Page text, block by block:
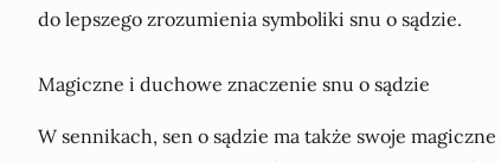
do lepszego zrozumienia symboliki snu o sądzie.
Magiczne i duchowe znaczenie snu o sądzie
W sennikach, sen o sądzie ma także swoje